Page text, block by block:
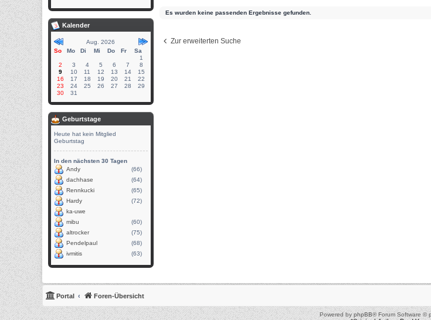
Es wurden keine passenden Ergebnisse gefunden.
Zur erweiterten Suche
Kalender
Aug. 2026
So
Mo Di Mi Do Fr
Sa
1
2
3 4 5 6 7
8
9
10 11 12 13 14
15
16
17 18 19 20 21
22
23
24 25 26 27 28
29
30
31
Geburtstage
Heute hat kein Mitglied
Geburtstag
In den nächsten 30 Tagen
Andy
(66)
dachhase
(64)
Rennkucki
(65)
Hardy
(72)
ka-uwe
mibu
(60)
altrocker
(75)
Pendelpaul
(68)
ivmitis
(63)
Portal Foren-Übersicht
Powered byphpBB® Forum Software ©